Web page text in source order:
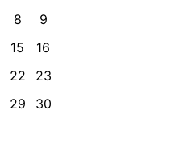
8
9
15
16
22
23
29
30